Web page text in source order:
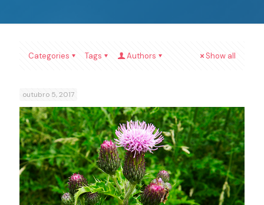
Categories Tags Authors Show all
outubro 5, 2017